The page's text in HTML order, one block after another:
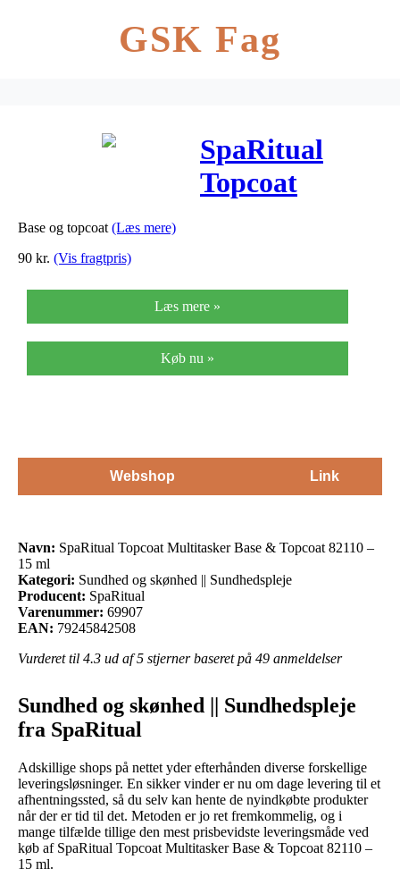
GSK Fag
SpaRitual
Topcoat
Topcoat 82110
– 15 ml
Base og topcoat (Læs mere)
90 kr. (Vis fragtpris)
Læs mere »
Køb nu »
Webshop Link
Navn: SpaRitual Topcoat Multitasker Base & Topcoat 82110 –
15 ml
Kategori: Sundhed og skønhed || Sundhedspleje
Producent: SpaRitual
Varenummer: 69907
EAN: 79245842508
Vurderet til 4.3 ud af 5 stjerner baseret på 49 anmeldelser
Sundhed og skønhed || Sundhedspleje
fra SpaRitual
Adskillige shops på nettet yder efterhånden diverse forskellige
leveringsløsninger. En sikker vinder er nu om dage levering til et
afhentningssted, så du selv kan hente de nyindkøbte produkter
når der er tid til det. Metoden er jo ret fremkommelig, og i
mange tilfælde tillige den mest prisbevidste leveringsmåde ved
køb af SpaRitual Topcoat Multitasker Base & Topcoat 82110 –
15 ml.